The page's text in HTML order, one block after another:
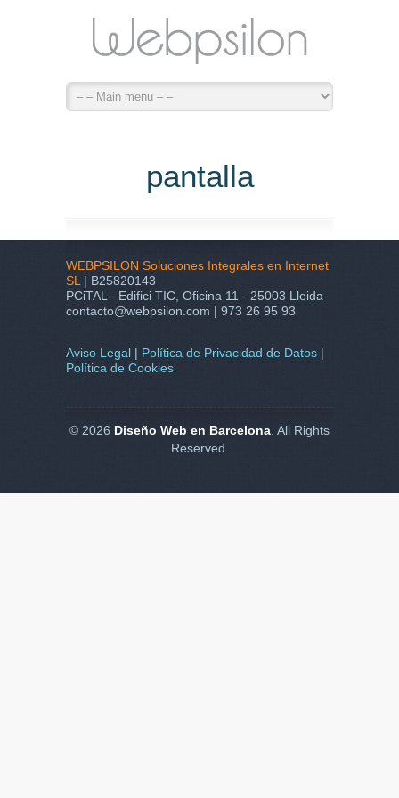
pantalla
WEBPSILON Soluciones Integrales en Internet
SL | B25820143
PCiTAL - Edifici TIC, Oficina 11 - 25003 Lleida
contacto@webpsilon.com | 973 26 95 93
Aviso Legal | Política de Privacidad de Datos |
Política de Cookies
© 2026 Diseño Web en Barcelona . All Rights
Reserved.